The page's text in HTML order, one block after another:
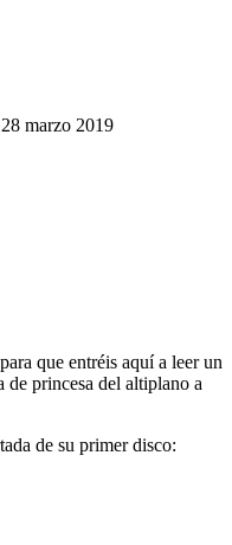
marzo 2019
que entréis aquí­ a leer un
de princesa del altiplano a
de su primer disco: